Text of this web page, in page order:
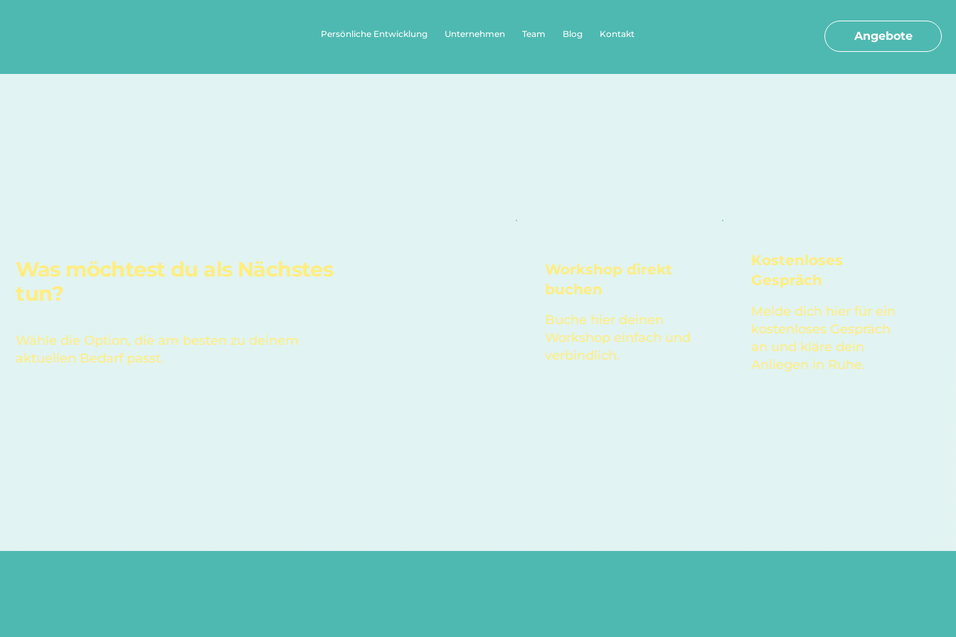
Persönliche Entwicklung Unternehmen Team Blog Kontakt Angebote
Was möchtest du als Nächstes
tun?
Wähle die Option, die am besten zu deinem
aktuellen Bedarf passt.
Workshop direkt
buchen
Buche hier deinen
Workshop einfach und
verbindlich.
Kostenloses
Gespräch
Melde dich hier für ein
kostenloses Gespräch
an und kläre dein
Anliegen in Ruhe.